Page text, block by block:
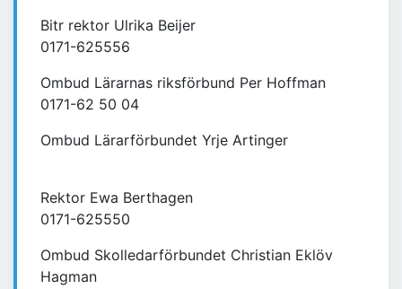
Bitr rektor Ulrika Beijer
0171-625556
Ombud Lärarnas riksförbund Per Hoffman
0171-62 50 04
Ombud Lärarförbundet Yrje Artinger
Rektor Ewa Berthagen
0171-625550
Ombud Skolledarförbundet Christian Eklöv
Hagman